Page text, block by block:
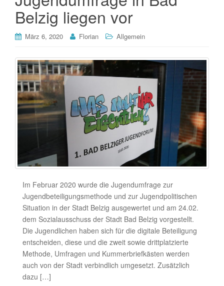
Belzig liegen vor
März 6, 2020 Florian Allgemein
Im Februar 2020 wurde die Jugendumfrage zur
Jugendbeteiligungsmethode und zur Jugendpolitischen
Situation in der Stadt Belzig ausgewertet und am 24.02.
dem Sozialausschuss der Stadt Bad Belzig vorgestellt.
Die Jugendlichen haben sich für die digitale Beteiligung
entscheiden, diese und die zweit sowie drittplatzierte
Methode, Umfragen und Kummerbriefkästen werden
auch von der Stadt verbindlich umgesetzt. Zusätzlich
dazu […]